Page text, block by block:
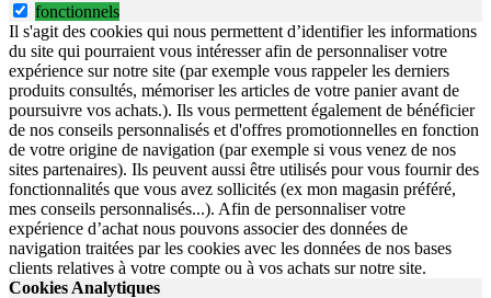
fonctionnels
Il s'agit des cookies qui nous permettent d’identifier les informations
du site qui pourraient vous intéresser afin de personnaliser votre
expérience sur notre site (par exemple vous rappeler les derniers
produits consultés, mémoriser les articles de votre panier avant de
poursuivre vos achats.). Ils vous permettent également de bénéficier
de nos conseils personnalisés et d'offres promotionnelles en fonction
de votre origine de navigation (par exemple si vous venez de nos
sites partenaires). Ils peuvent aussi être utilisés pour vous fournir des
fonctionnalités que vous avez sollicités (ex mon magasin préféré,
mes conseils personnalisés...). Afin de personnaliser votre
expérience d’achat nous pouvons associer des données de
navigation traitées par les cookies avec les données de nos bases
clients relatives à votre compte ou à vos achats sur notre site.
Cookies Analytiques